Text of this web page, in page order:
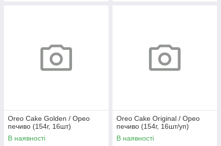
Oreo Cake Golden / Орео
печиво (154г, 16шт)
В наявності
Oreo Cake Оriginal / Орео
печиво (154г, 16шт/уп)
В наявності